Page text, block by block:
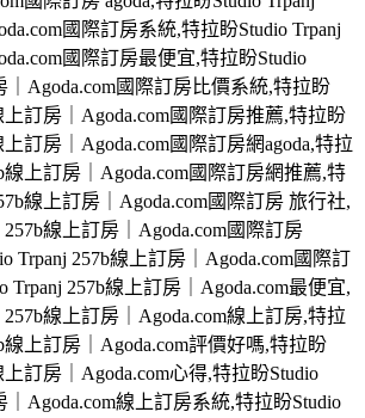
國際訂房系統,特拉盼Studio Trpanj
國際訂房最便宜,特拉盼Studio
｜Agoda.com國際訂房比價系統,特拉盼
上訂房｜Agoda.com國際訂房推薦,特拉盼
上訂房｜Agoda.com國際訂房網agoda,特拉
線上訂房｜Agoda.com國際訂房網推薦,特
線上訂房｜Agoda.com國際訂房 旅行社,
257b線上訂房｜Agoda.com國際訂房
Trpanj 257b線上訂房｜Agoda.com國際訂
Trpanj 257b線上訂房｜Agoda.com最便宜,
257b線上訂房｜Agoda.com線上訂房,特拉
線上訂房｜Agoda.com評價好嗎,特拉盼
上訂房｜Agoda.com心得,特拉盼Studio
｜Agoda.com線上訂房系統,特拉盼Studio